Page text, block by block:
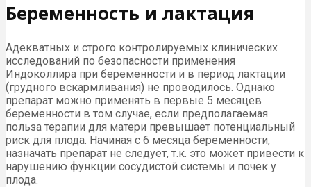
Беременность и лактация
Адекватных и строго контролируемых клинических
исследований по безопасности применения
Индоколлира при беременности и в период лактации
(грудного вскармливания) не проводилось. Однако
препарат можно применять в первые 5 месяцев
беременности в том случае, если предполагаемая
польза терапии для матери превышает потенциальный
риск для плода. Начиная с 6 месяца беременности,
назначать препарат не следует, т.к. это может привести к
нарушению функции сосудистой системы и почек у
плода.